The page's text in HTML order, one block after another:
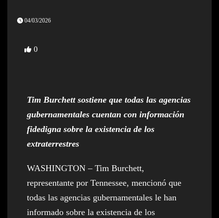
04/03/2026
0
Tim Burchett sostiene que todas las agencias
gubernamentales cuentan con información
fidedigna sobre la existencia de los
extraterrestres
WASHINGTON – Tim Burchett,
representante por Tennessee, mencionó que
todas las agencias gubernamentales le han
informado sobre la existencia de los